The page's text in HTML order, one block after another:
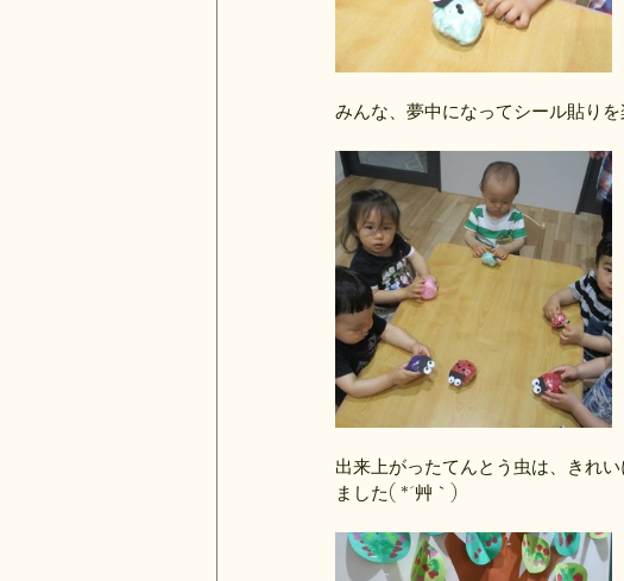
みんな、夢中になってシール貼り
出来上がったてんとう虫は、きれ
ました( *´艸｀)